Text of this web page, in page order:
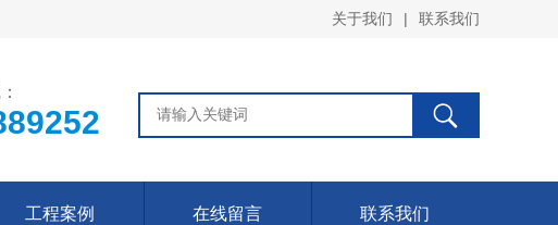
关于我们 | 联系我们
工程案例 在线留言 联系我们